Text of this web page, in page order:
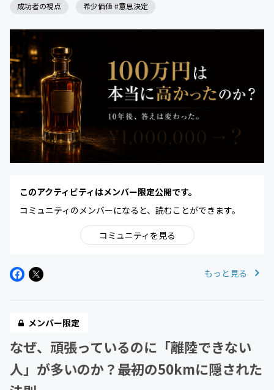
成功者の視点
希少価値 #意思決定
このアクティビティはメンバー限定公開です。
コミュニティのメンバーになると、読むことができます。
コミュニティを見る
もっと見る
メンバー限定
なぜ、頑張っているのに「離陸できない
人」が多いのか？――最初の50kmに隠された